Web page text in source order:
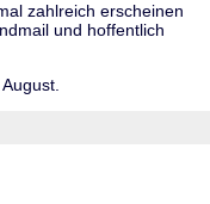
zahlreich erscheinen
und hoffentlich